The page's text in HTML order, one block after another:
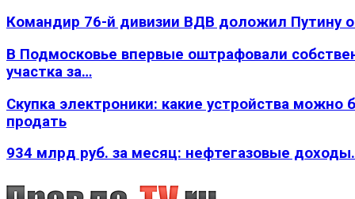
Командир 76-й дивизии ВДВ доложил Путину
В Подмосковье впервые оштрафовали
участка за…
Скупка электроники: какие устройства можно
продать
934 млрд руб. за месяц: нефтегазовые